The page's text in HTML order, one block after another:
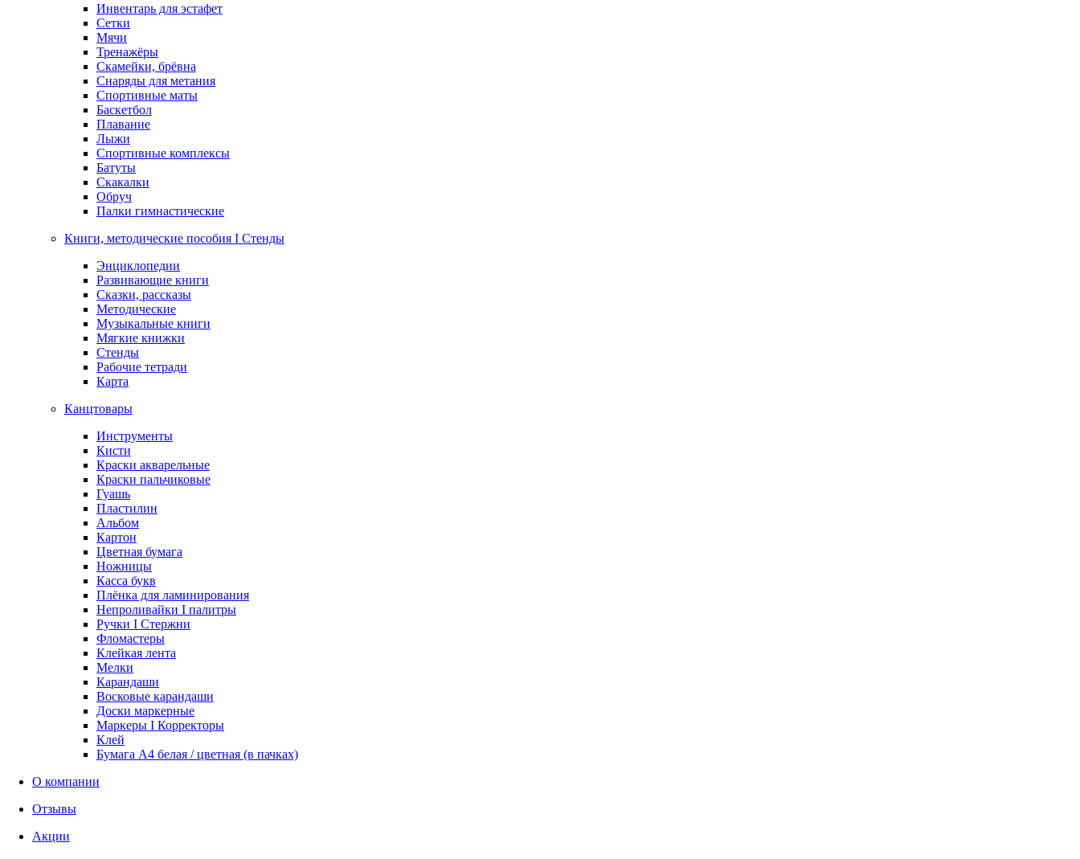
Инвентарь для эстафет
Сетки
Мячи
Тренажёры
Скамейки, брёвна
Снаряды для метания
Спортивные маты
Баскетбол
Плавание
Лыжи
Спортивные комплексы
Батуты
Скакалки
Обруч
Палки гимнастические
Книги, методические пособия I Стенды
Энциклопедии
Развивающие книги
Сказки, рассказы
Методические
Музыкальные книги
Мягкие книжки
Стенды
Рабочие тетради
Карта
Канцтовары
Инструменты
Кисти
Краски акварельные
Краски пальчиковые
Гуашь
Пластилин
Альбом
Картон
Цветная бумага
Ножницы
Касса букв
Плёнка для ламинирования
Непроливайки I палитры
Ручки I Стержни
Фломастеры
Клейкая лента
Мелки
Карандаши
Восковые карандаши
Доски маркерные
Маркеры I Корректоры
Клей
Бумага А4 белая / цветная (в пачках)
О компании
Отзывы
Акции